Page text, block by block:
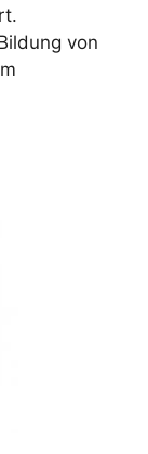
von